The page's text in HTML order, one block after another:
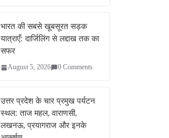
भारत की सबसे खूबसूरत सड़क
यात्राएँ: दार्जिलिंग से लद्दाख तक का
सफर
August 5, 2026 0 Comments
उत्तर प्रदेश के चार प्रमुख पर्यटन
स्थल: ताज महल, वाराणसी,
लखनऊ, प्रयागराज और इनके